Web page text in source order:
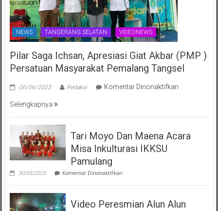
NEWS TANGERANG SELATAN VIDEONEWS
Pilar Saga Ichsan, Apresiasi Giat Akbar (PMP )
Persatuan Masyarakat Pemalang Tangsel
06/06/2023 Redaksi Komentar Dinonaktifkanpada
Ichsan,
Giat
Masyarakat
Tangsel
Selengkapnya
Tari Moyo Dan Maena Acara
Misa Inkulturasi IKKSU
Pamulang
30/05/2023 Komentar Dinonaktifkan
Moyo
Maena
Acara
Video Peresmian Alun Alun